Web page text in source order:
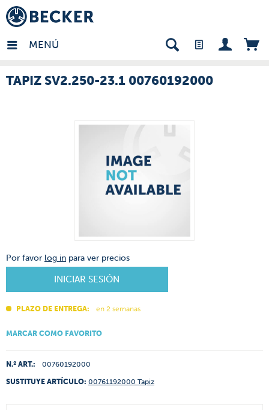
MENÚ
- ES
TAPIZ SV2.250-23.1 00760192000
Por favor log in para ver precios
INICIAR SESIÓN
PLAZO DE ENTREGA: en 2 semanas
MARCAR COMO FAVORITO
N.º ART.: 00760192000
SUSTITUYE ARTÍCULO: 00761192000 Tapiz